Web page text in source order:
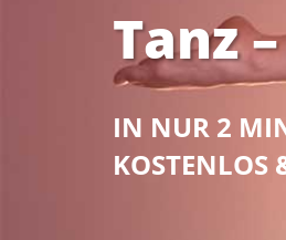
Tanz
IN NUR 2
KOSTENLOS